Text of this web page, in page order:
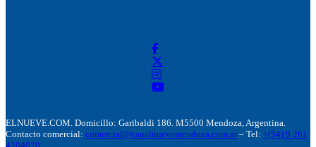
ELNUEVE.COM. Domicillo: Garibaldi 186. M5500 Mendoza, Argentina.
Contacto comercial: comercial@canalnuevemendoza.com.ar – Tel: +(54) 9 261